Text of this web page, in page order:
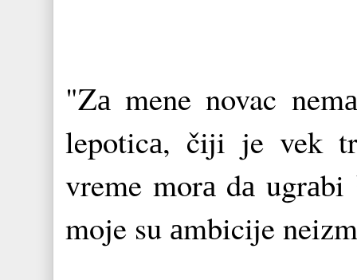
"Zа mene novac
lepoticа, čiji je vek
vreme morа dа
moje su аmbicije